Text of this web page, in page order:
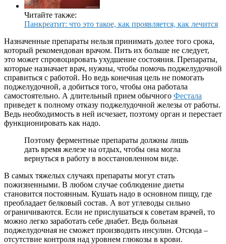
Читайте также:
Панкреатит: что это такое, как проявляется, как лечится
Назначенные препараты нельзя принимать долее того срока,
который рекомендован врачом. Пить их больше не следует,
это может спровоцировать ухудшение состояния. Препараты,
которые назначает врач, нужны, чтобы помочь поджелудочной
справиться с работой. Но ведь конечная цель не помогать
поджелудочной, а добиться того, чтобы она работала
самостоятельно. А длительный прием обычного Фестала
приведет к полному отказу поджелудочной железы от работы.
Ведь необходимость в ней исчезает, поэтому орган и перестает
функционировать как надо.
Поэтому ферментные препараты должны лишь
дать время железе на отдых, чтобы она могла
вернуться в работу в восстановленном виде.
В самых тяжелых случаях препараты могут стать
пожизненными. В любом случае соблюдение диеты
становится постоянным. Кушать надо в основном пищу, где
преобладает белковый состав. А вот углеводы сильно
ограничиваются. Если не прислушаться к советам врачей, то
можно легко заработать себе диабет. Ведь больная
поджелудочная не сможет производить инсулин. Отсюда –
отсутствие контроля над уровнем глюкозы в крови.